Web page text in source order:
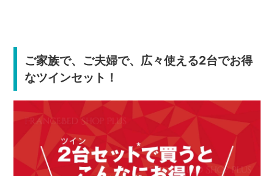
ご家族で、ご夫婦で、広々使える2台でお得
なツインセット！